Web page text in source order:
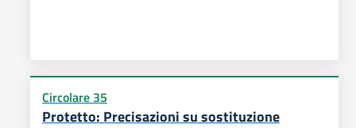
Circolare 35
Protetto: Precisazioni su sostituzione